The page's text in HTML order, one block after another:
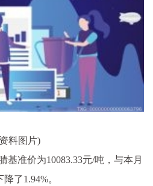
料图片)
基准价为10083.33元/吨，与本月
了1.94%。